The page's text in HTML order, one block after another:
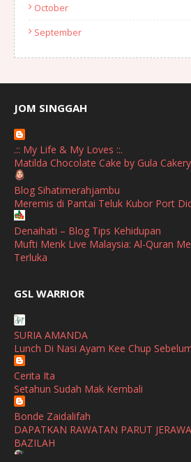
October
September
August
July
June
January
September
April
March
January
November
October
August
July
JOM SINGGAH
.:: My Life & My Loves ::.
Matilda Chocolate Cake by Gula Cakery
Blog Sihatimerahjambu
Meremis di Pantai Teluk Kubor Port
Denaihati – Blog Tips Kehidupan
Mufti Menk Live Malaysia: Al-Quran
Terluka
Watsons Get Active Carnival 2026
SHALIMAR YUSOF
Selamat Maju Jaya Untuk Puan Intan
Show All
GSL WARRIOR
SURIA AMANDA
Lunch Di Nasi Ayam Kee Chup
Cerita Ita
Setahun Sudah Mak Kembali
Bonde Zaidalifah
DAPATKAN RAWATAN PARUT
BAZILAH